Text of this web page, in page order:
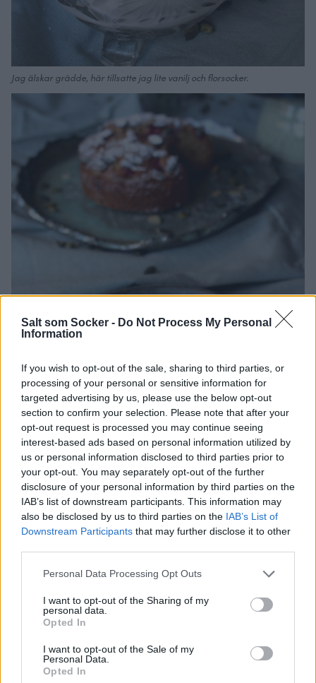
Salt som Socker - Do Not Process My Personal
Information
If you wish to opt-out of the sale, sharing to third parties, or
processing of your personal or sensitive information for
targeted advertising by us, please use the below opt-out
section to confirm your selection. Please note that after your
opt-out request is processed you may continue seeing
interest-based ads based on personal information utilized by
us or personal information disclosed to third parties prior to
your opt-out. You may separately opt-out of the further
disclosure of your personal information by third parties on the
IAB’s list of downstream participants. This information may
also be disclosed by us to third parties on the IAB’s List of
Downstream Participants that may further disclose it to other
Personal Data Processing Opt Outs
I want to opt-out of the Sharing of my
personal data.
Opted In
I want to opt-out of the Sale of my
Personal Data.
Opted In
Jag älskar grädde, här tillsatte jag lite vanilj och florsocker.
Jag skulle baka en stor kaka var det tänkt men min stora
springform är på landet kom jag på. Så det blev tre små